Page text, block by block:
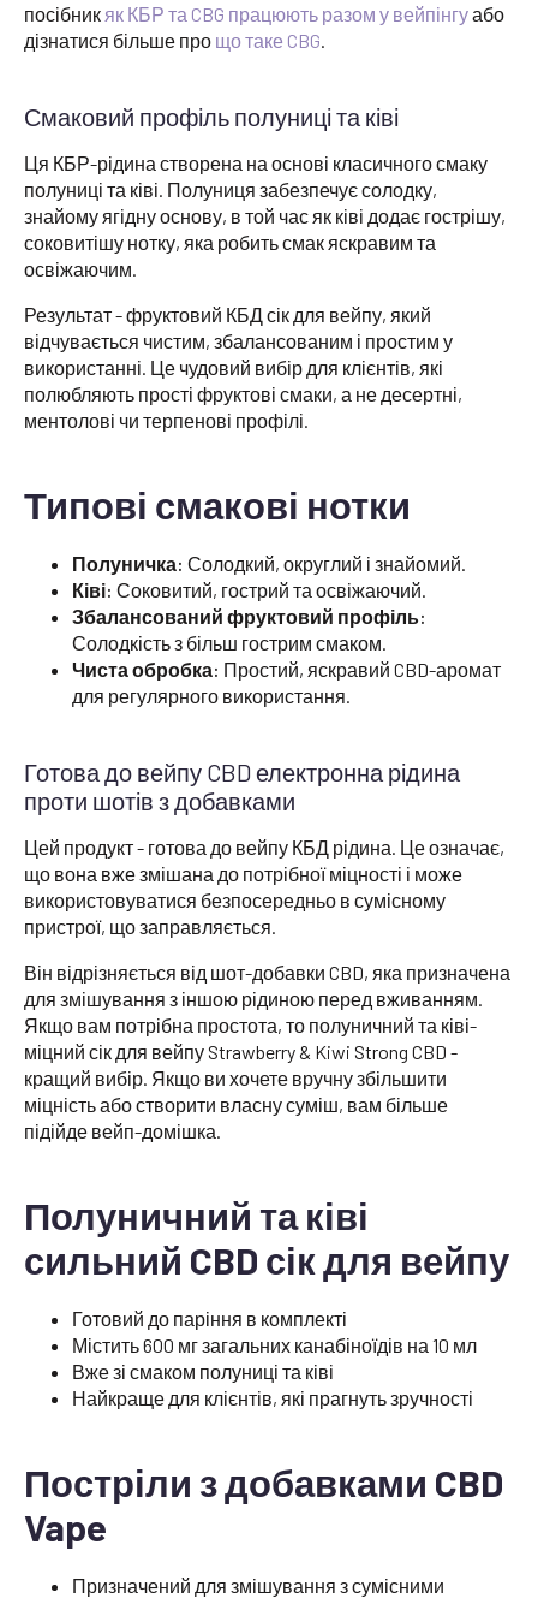
посібник як КБР та CBG працюють разом у вейпінгуабо
дізнатися більше про що таке CBG
Смаковий профіль полуниці та ківі
Ця КБР-рідина створена на основі класичного смаку
полуниці та ківі. Полуниця забезпечує солодку,
знайому ягідну основу, в той час як ківі додає гострішу,
соковитішу нотку, яка робить смак яскравим та
освіжаючим.
Результат - фруктовий КБД сік для вейпу, який
відчувається чистим, збалансованим і простим у
використанні. Це чудовий вибір для клієнтів, які
полюбляють прості фруктові смаки, а не десертні,
ментолові чи терпенові профілі.
Типові смакові нотки
Полуничка: Солодкий, округлий і знайомий.
Ківі: Соковитий, гострий та освіжаючий.
Збалансований фруктовий профіль:
Солодкість з більш гострим смаком.
Чиста обробка: Простий, яскравий CBD-аромат
для регулярного використання.
Готова до вейпу CBD електронна рідина
проти шотів з добавками
Цей продукт - готова до вейпу КБД рідина. Це означає,
що вона вже змішана до потрібної міцності і може
використовуватися безпосередньо в сумісному
пристрої, що заправляється.
Він відрізняється від шот-добавки CBD, яка призначена
для змішування з іншою рідиною перед вживанням.
Якщо вам потрібна простота, то полуничний та ківі-
міцний сік для вейпу Strawberry & Kiwi Strong CBD -
кращий вибір. Якщо ви хочете вручну збільшити
міцність або створити власну суміш, вам більше
підійде вейп-домішка.
Полуничний та ківі
сильний CBD сік для вейпу
Готовий до паріння в комплекті
Містить 600 мг загальних канабіноїдів на 10 мл
Вже зі смаком полуниці та ківі
Найкраще для клієнтів, які прагнуть зручності
Постріли з добавками CBD
Vape
Призначений для змішування з сумісними